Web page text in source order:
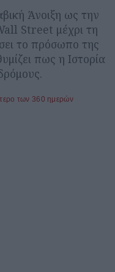
Άνοιξη ως την
Street μέχρι τη
το πρόσωπο της
πως η Ιστορία
των 360 ημερών